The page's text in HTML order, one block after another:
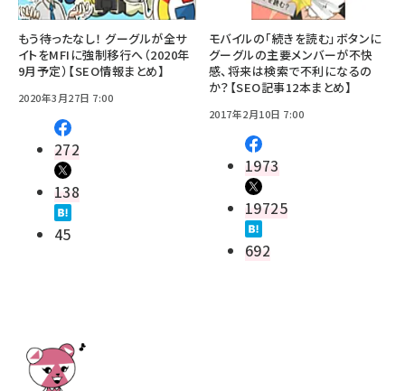
もう待ったなし！ グーグルが全サ
イトをMFIに強制移行へ（2020年
9月予定）【SEO情報まとめ】
2020年3月27日 7:00
272
138
45
モバイルの「続きを読む」ボタンに
グーグルの主要メンバーが不快
感、将来は検索で不利になるの
か？【SEO記事12本まとめ】
2017年2月10日 7:00
1973
19725
692